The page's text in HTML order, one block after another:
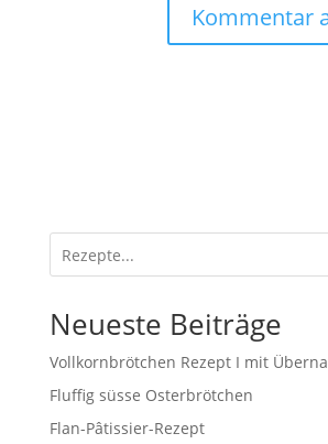
Neueste Beiträge
Vollkornbrötchen Rezept I mit
Fluffig süsse Osterbrötchen
Flan-Pâtissier-Rezept